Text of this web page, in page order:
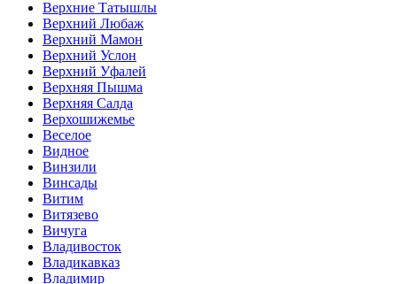
Верхние Татышлы
Верхний Любаж
Верхний Мамон
Верхний Услон
Верхний Уфалей
Верхняя Пышма
Верхняя Салда
Верхошижемье
Веселое
Видное
Винзили
Винсады
Витим
Витязево
Вичуга
Владивосток
Владикавказ
Владимир